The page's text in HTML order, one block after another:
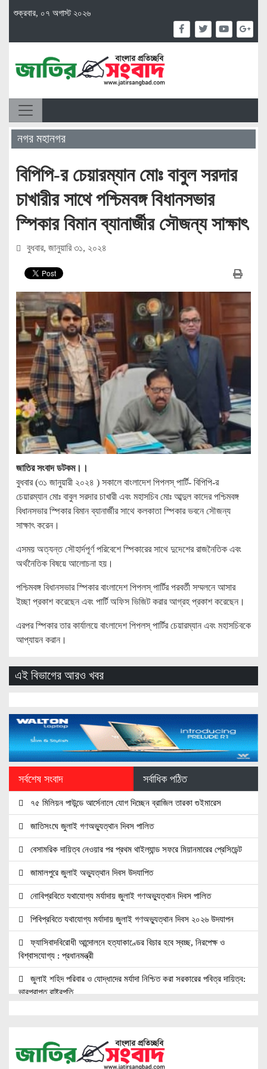
শুক্রবার, ০৭ অগাস্ট ২০২৬
নগর মহানগর
বিপিপি-র চেয়ারম্যান মোঃ বাবুল সরদার
চাখারীর সাথে পশ্চিমবঙ্গ বিধানসভার
স্পিকার বিমান ব্যানার্জীর সৌজন্য সাক্ষাৎ
বুধবার, জানুয়ারি ৩১, ২০২৪
জাতির সংবাদ ডটকম।।
বুধবার (৩১ জানুয়ারী ২০২৪ ) সকালে বাংলাদেশ পিপলস্ পার্টি- বিপিপি-র
চেয়ারম্যান মোঃ বাবুল সরদার চাখারী এবং মহাসচিব মোঃ আব্দুল কাদের পশ্চিমবঙ্গ
বিধানসভার স্পিকার বিমান ব্যানার্জীর সাথে কলকাতা স্পিকার ভবনে সৌজন্য
সাক্ষাৎ করেন।
এসময় অত্যন্ত সৌহার্দপূর্ণ পরিবেশে স্পিকারের সাথে দুদেশের রাজনৈতিক এবং
অর্থনৈতিক বিষয়ে আলোচনা হয়।
পশ্চিমবঙ্গ বিধানসভার স্পিকার বাংলাদেশ পিপলস্ পার্টির পরবর্তী সম্মলনে আসার
ইচ্ছা প্রকাশ করেছেন এবং পার্টি অফিস ভিজিট করার আগ্রহ প্রকাশ করেছেন।
এরপর স্পিকার তার কার্যালয়ে বাংলাদেশ পিপলস্ পার্টির চেয়ারম্যান এবং মহাসচিবকে
আপ্যায়ন করান।
এই বিভাগের আরও খবর
সর্বশেষ সংবাদ সর্বাধিক পঠিত
৭৫ মিলিয়ন পাউন্ডে আর্সেনালে যোগ দিচ্ছেন ব্রাজিল তারকা গুইমারেস
জাতিসংঘে জুলাই গণঅভ্যুত্থান দিবস পালিত
বেসামরিক দায়িত্ব নেওয়ার পর প্রথম থাইল্যান্ড সফরে মিয়ানমারের প্রেসিডেন্ট
জামালপুরে জুলাই অভ্যুত্থান দিবস উদযাপিত
নোবিপ্রবিতে যথাযোগ্য মর্যাদায় জুলাই গণঅভ্যুত্থান দিবস পালিত
পিবিপ্রবিতে যথাযোগ্য মর্যাদায় জুলাই গণঅভ্যুত্থান দিবস ২০২৬ উদযাপন
ফ্যাসিবাদবিরোধী আন্দোলনে হত্যাকাণ্ডের বিচার হবে স্বচ্ছ, নিরপেক্ষ ও
বিশ্বাসযোগ্য : প্রধানমন্ত্রী
জুলাই শহিদ পরিবার ও যোদ্ধাদের মর্যাদা নিশ্চিত করা সরকারের পবিত্র দায়িত্ব:
ভারপ্রাপ্ত রাষ্ট্রপতি
উচ্চশিক্ষার দ্বার খুলতে ‘ওভারসীজ এডুকেয়ার’ ও ‘এডু উইংস হাব’-এর নতুন
যাত্রা